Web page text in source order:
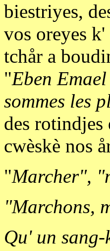
biestriyes,
vos oreyes
tchår a
"Eben
sommes les
des
cwèskè nos
"Marcher",
"Marchons,
Qu' un